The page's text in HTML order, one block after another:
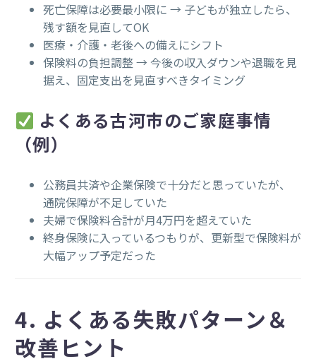
死亡保障は必要最小限に → 子どもが独立したら、
残す額を見直してOK
医療・介護・老後への備えにシフト
保険料の負担調整 → 今後の収入ダウンや退職を見
据え、固定支出を見直すべきタイミング
よくある古河市のご家庭事情
（例）
公務員共済や企業保険で十分だと思っていたが、
通院保障が不足していた
夫婦で保険料合計が月4万円を超えていた
終身保険に入っているつもりが、更新型で保険料が
大幅アップ予定だった
4. よくある失敗パターン＆
改善ヒント